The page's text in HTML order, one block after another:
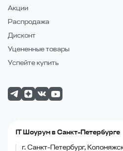
Акции
Распродажа
Дисконт
Уцененные товары
Успейте купить
IT Шоурум в Санкт-Петербурге
г. Санкт-Петербург,